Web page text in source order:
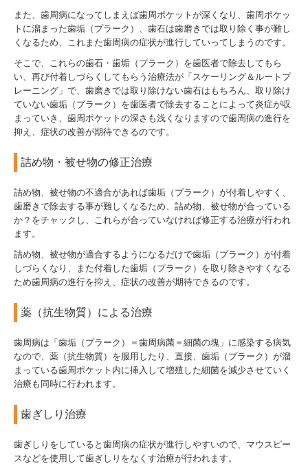
また、歯周病になってしまえば歯周ポケットが深くなり、歯周ポケッ
トに溜まった歯垢（プラーク）、歯石は歯磨きでは取り除く事が難し
くなるため、これまた歯周病の症状が進行していってしまうのです。
そこで、これらの歯石・歯垢（プラーク）を歯医者で除去してもら
い、再び付着しづらくしてもらう治療法が「スケーリング＆ルートプ
レーニング」で、歯磨きでは取り除けない歯石はもちろん、取り除け
ていない歯垢（プラーク）を歯医者で除去することによって炎症が収
まっていき、歯周ポケットの深さも浅くなりますので歯周病の進行を
抑え、症状の改善が期待できるのです。
詰め物・被せ物の修正治療
詰め物、被せ物の不適合があれば歯垢（プラーク）が付着しやすく、
歯磨きで除去する事が難しくなるため、詰め物、被せ物が合っている
か？をチャックし、これらが合っていなければ修正する治療が行われ
ます。
詰め物、被せ物が適合するようになるだけで歯垢（プラーク）が付着
しづらくなり、また付着した歯垢（プラーク）を取り除きやすくなる
ため歯周病の進行を抑え、症状の改善が期待できるのです。
薬（抗生物質）による治療
歯周病は「歯垢（プラーク）＝歯周病菌＝細菌の塊」に感染する病気
なので、薬（抗生物質）を服用したり、直接、歯垢（プラーク）が溜
まっている歯周ポケット内に挿入して増殖した細菌を減少させていく
治療も同時に行われます。
歯ぎしり治療
歯ぎしりをしていると歯周病の症状が進行しやすいので、マウスピー
スなどを使用して歯ぎしりをなくす治療が行われます。